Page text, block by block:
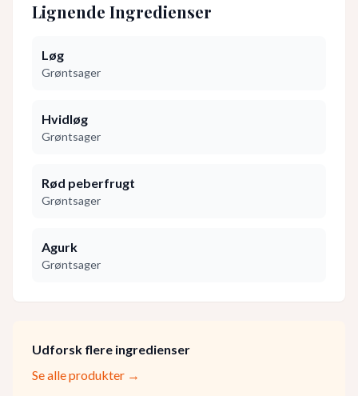
Lignende Ingredienser
Løg
Grøntsager
Hvidløg
Grøntsager
Rød peberfrugt
Grøntsager
Agurk
Grøntsager
Udforsk flere ingredienser
Se alle produkter →